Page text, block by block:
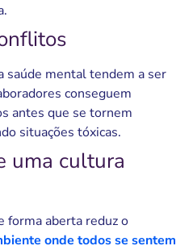
saúde mental tendem a ser
conseguem
antes que se tornem
situações tóxicas.
uma cultura
forma aberta reduz o
onde todos se sentem